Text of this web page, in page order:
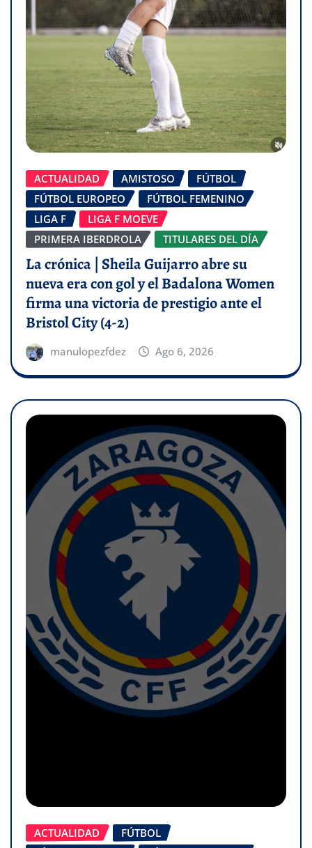
ACTUALIDAD AMISTOSO
FÚTBOL
FÚTBOL EUROPEO
FÚTBOL FEMENINO
LIGA F
LIGA F MOEVE
PRIMERA IBERDROLA
TITULARES DEL DÍA
La crónica | Sheila Guijarro abre su
nueva era con gol y el Badalona Women
firma una victoria de prestigio ante el
Bristol City (4-2)
manulopezfdez Ago 6, 2026
ACTUALIDAD
FÚTBOL